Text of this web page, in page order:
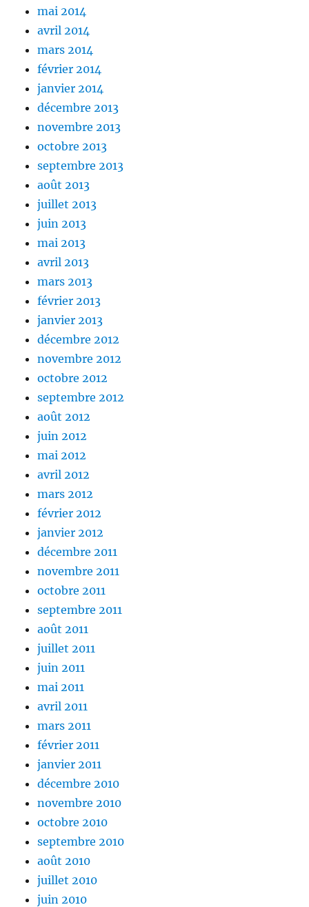
mai 2014
avril 2014
mars 2014
février 2014
janvier 2014
décembre 2013
novembre 2013
octobre 2013
septembre 2013
août 2013
juillet 2013
juin 2013
mai 2013
avril 2013
mars 2013
février 2013
janvier 2013
décembre 2012
novembre 2012
octobre 2012
septembre 2012
août 2012
juin 2012
mai 2012
avril 2012
mars 2012
février 2012
janvier 2012
décembre 2011
novembre 2011
octobre 2011
septembre 2011
août 2011
juillet 2011
juin 2011
mai 2011
avril 2011
mars 2011
février 2011
janvier 2011
décembre 2010
novembre 2010
octobre 2010
septembre 2010
août 2010
juillet 2010
juin 2010